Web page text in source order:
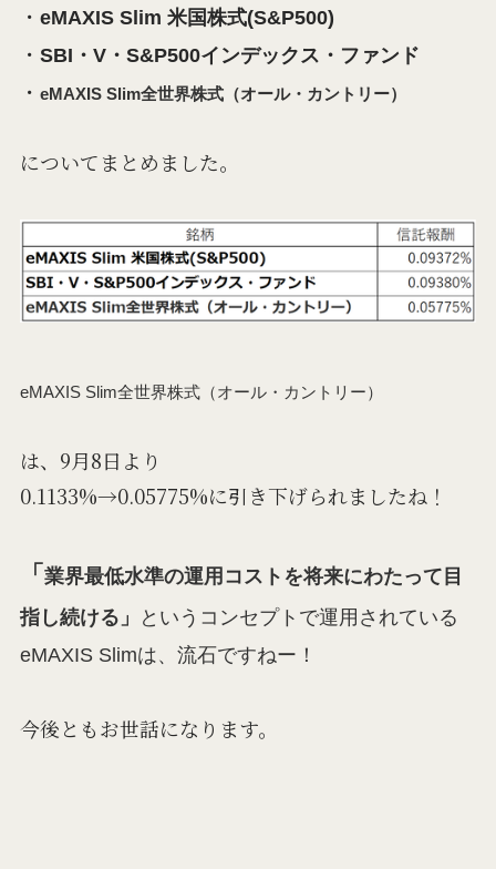
・ eMAXIS Slim 米国株式(S&P500)
・ SBI・V・S&P500インデックス・ファンド
・ eMAXIS Slim全世界株式（オール・カントリー）
についてまとめました。
eMAXIS Slim全世界株式（オール・カントリー）
は、9月8日より
0.1133%→0.05775%に引き下げられましたね！
「 業界最低水準の運用コストを将来にわたって目
指し続ける」
というコンセプトで運用されている
eMAXIS Slimは、流石ですねー！
今後ともお世話になります。